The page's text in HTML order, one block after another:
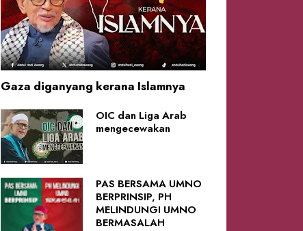
Gaza diganyang kerana Islamnya
OIC dan Liga Arab
mengecewakan
PAS BERSAMA UMNO
BERPRINSIP, PH
MELINDUNGI UMNO
BERMASALAH